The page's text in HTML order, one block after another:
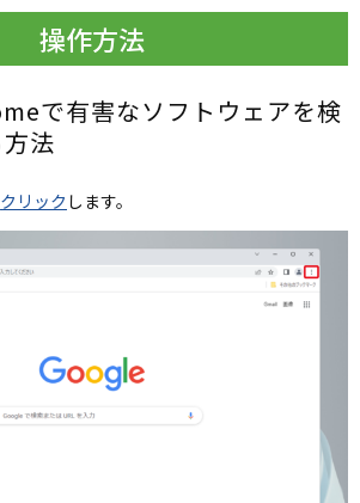
操作方法
で有害なソフトウェアを検
法
クリック します。